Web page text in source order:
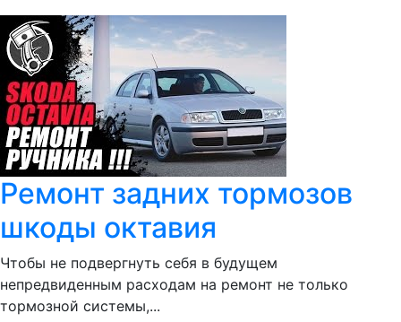
Ремонт задних тормозов
шкоды октавия
Чтобы не подвергнуть себя в будущем
непредвиденным расходам на ремонт не только
тормозной системы,...